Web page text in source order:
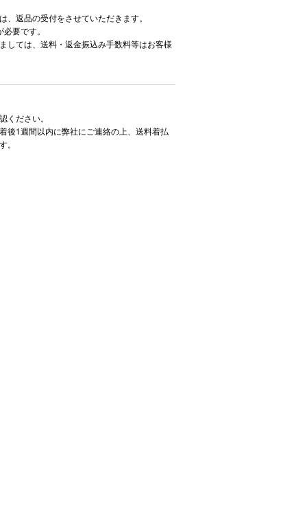
返品の受付をさせていただきます。
要です。
しては、送料・返金振込み手数料等はお客様
ください。
後1週間以内に弊社にご連絡の上、送料着払
。